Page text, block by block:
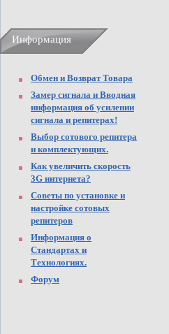
Информация
Обмен и Возврат Товара
Замер сигнала и Вводная
информация об усилении
сигнала и репитерах!
Выбор сотового репитера
и комплектующих.
Как увеличить скорость
3G интернета?
Советы по установке и
настройке сотовых
репитеров
Информация о
Стандартах и
Технологиях.
Форум